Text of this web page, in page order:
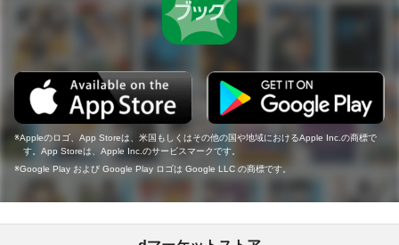
Appleのロゴ、App Storeは、米国もしくはその他の国や地域におけるApple Inc.の商標で
す。App Storeは、Apple Inc.のサービスマークです。
Google Play および Google Play ロゴは Google LLC の商標です。